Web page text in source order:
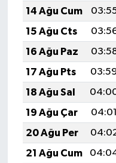
14 Ağu Cum
15 Ağu Cts
16 Ağu Paz
17 Ağu Pts
18 Ağu Sal
19 Ağu Çar
04:01
20 Ağu Per
21 Ağu Cum